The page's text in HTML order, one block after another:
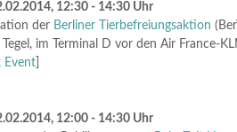
12:30 - 14:30 Uhr
der Berliner Tierbefreiungsaktion
Tegel, im Terminal D vor den Air France-
Event]
12:00 - 14:30 Uhr